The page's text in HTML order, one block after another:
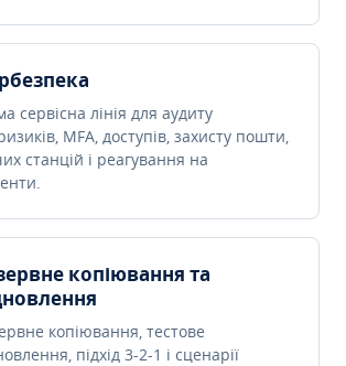
сервісна лінія для аудиту
MFA, доступів, захисту пошти,
станцій і реагування на
копіювання та
копіювання, тестове
підхід 3-2-1 і сценарії